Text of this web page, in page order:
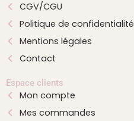
o
CGV/CGU
Politique de confidentialité
Mentions légales
Contact
Espace clients
Mon compte
Mes commandes